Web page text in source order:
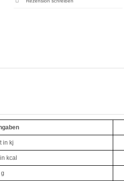
in kj
kcal